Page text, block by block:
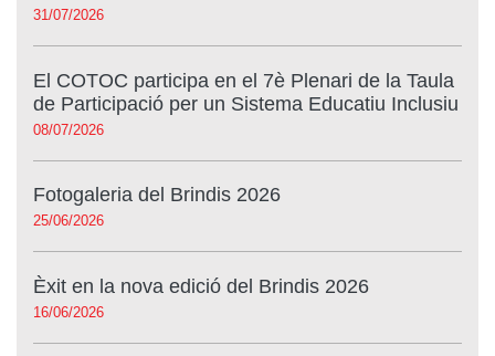
31/07/2026
El COTOC participa en el 7è Plenari de la Taula
de Participació per un Sistema Educatiu Inclusiu
08/07/2026
Fotogaleria del Brindis 2026
25/06/2026
Èxit en la nova edició del Brindis 2026
16/06/2026